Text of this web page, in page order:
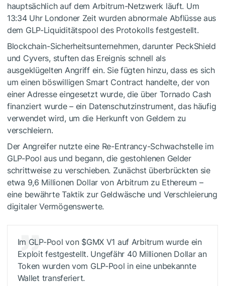
hauptsächlich auf dem Arbitrum-Netzwerk läuft. Um
13:34 Uhr Londoner Zeit wurden abnormale Abflüsse aus
dem GLP-Liquiditätspool des Protokolls festgestellt.
Blockchain-Sicherheitsunternehmen, darunter PeckShield
und Cyvers, stuften das Ereignis schnell als
ausgeklügelten Angriff ein. Sie fügten hinzu, dass es sich
um einen böswilligen Smart Contract handelte, der von
einer Adresse eingesetzt wurde, die über Tornado Cash
finanziert wurde – ein Datenschutzinstrument, das häufig
verwendet wird, um die Herkunft von Geldern zu
verschleiern.
Der Angreifer nutzte eine Re-Entrancy-Schwachstelle im
GLP-Pool aus und begann, die gestohlenen Gelder
schrittweise zu verschieben. Zunächst überbrückten sie
etwa 9,6 Millionen Dollar von Arbitrum zu Ethereum –
eine bewährte Taktik zur Geldwäsche und Verschleierung
digitaler Vermögenswerte.
Im GLP-Pool von $GMX V1 auf Arbitrum wurde ein
Exploit festgestellt. Ungefähr 40 Millionen Dollar an
Token wurden vom GLP-Pool in eine unbekannte
Wallet transferiert.